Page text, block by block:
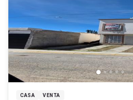
CASA VENTA